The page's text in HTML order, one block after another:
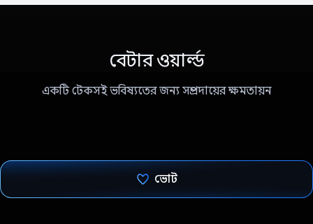
বেটার ওয়ার্ল্ড
একটি টেকসই ভবিষ্যতের জন্য সম্প্রদায়ের ক্ষমতায়ন
ভোট